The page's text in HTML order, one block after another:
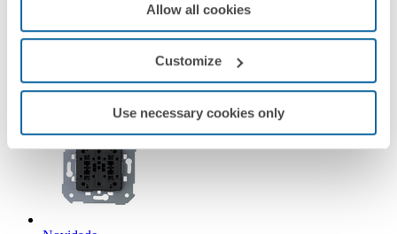
Allow all cookies
Customize
Use necessary cookies only
Botão duplo com indicador luminoso 10A 250V~ com
sistema de conexão rápida Simon 360
Simon 360